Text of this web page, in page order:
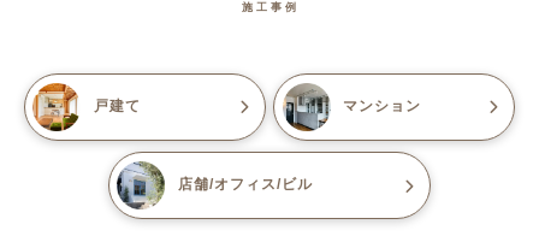
施工事例
戸建て マンション
店舗/オフィス/ビル